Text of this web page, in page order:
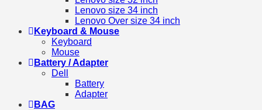
Lenovo size 34 inch
Lenovo Over size 34 inch
Keyboard & Mouse
Keyboard
Mouse
Battery / Adapter
Dell
Battery
Adapter
BAG